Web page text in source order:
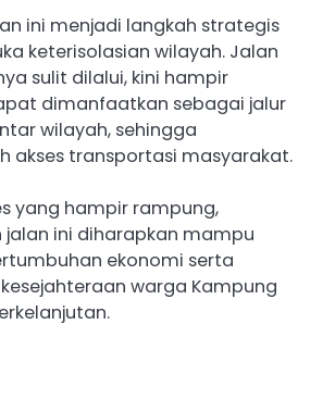
ini menjadi langkah strategis
keterisolasian wilayah. Jalan
sulit dilalui, kini hampir
dimanfaatkan sebagai jalur
wilayah, sehingga
akses transportasi masyarakat.
yang hampir rampung,
ini diharapkan mampu
ekonomi serta
warga Kampung